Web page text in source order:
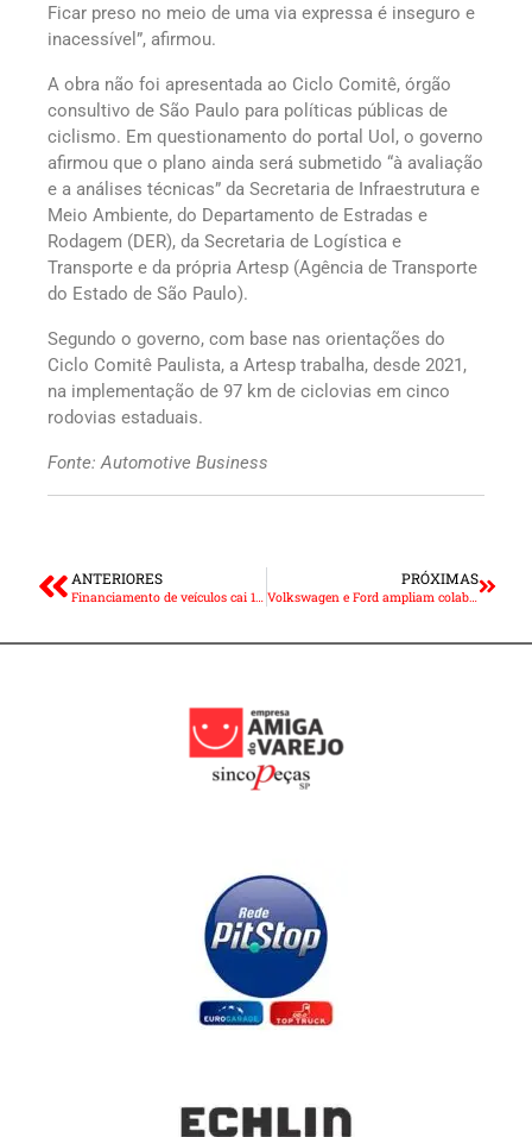
Ficar preso no meio de uma via expressa é inseguro e
inacessível”, afirmou.
A obra não foi apresentada ao Ciclo Comitê, órgão
consultivo de São Paulo para políticas públicas de
ciclismo. Em questionamento do portal Uol, o governo
afirmou que o plano ainda será submetido “à avaliação
e a análises técnicas” da Secretaria de Infraestrutura e
Meio Ambiente, do Departamento de Estradas e
Rodagem (DER), da Secretaria de Logística e
Transporte e da própria Artesp (Agência de Transporte
do Estado de São Paulo).
Segundo o governo, com base nas orientações do
Ciclo Comitê Paulista, a Artesp trabalha, desde 2021,
na implementação de 97 km de ciclovias em cinco
rodovias estaduais.
Fonte: Automotive Business
ANTERIORES PRÓXIMAS
Volkswagen e Ford ampliam colaboração com a plataforma elétrica MEB